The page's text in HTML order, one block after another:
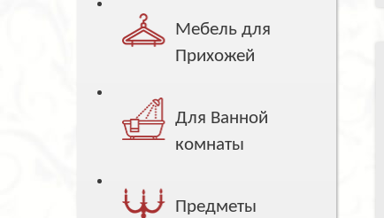
Мебель для
Прихожей
Для Ванной
комнаты
Предметы